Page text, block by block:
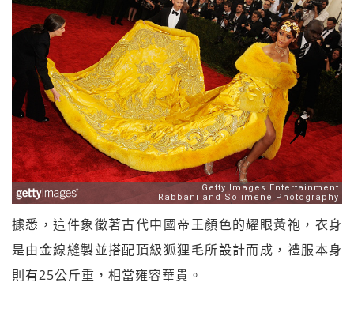
據悉，這件象徵著古代中國帝王顏色的耀眼黃袍，衣身
是由金線縫製並搭配頂級狐狸毛所設計而成，禮服本身
則有25公斤重，相當雍容華貴。